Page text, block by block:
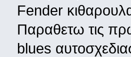
Fender
Παραθετω τις
blues